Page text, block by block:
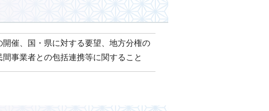
催、国・県に対する要望、地方分権の
事業者との包括連携等に関すること